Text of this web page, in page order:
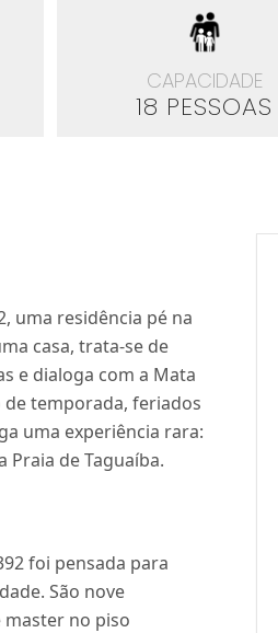
CAPACIDADE
18 PESSOAS
uma residência pé na
casa, trata-se de
e dialoga com a Mata
temporada, feriados
uma experiência rara:
Praia de Taguaíba.
foi pensada para
São nove
master no piso